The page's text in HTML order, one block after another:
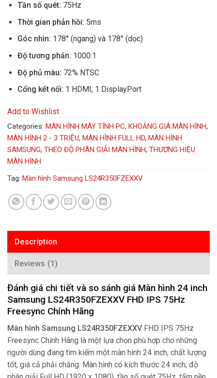
Tần số quét: 75Hz
Thời gian phản hồi: 5ms
Góc nhìn: 178° (ngang) và 178° (dọc)
Độ tương phản: 1000:1
Độ phủ màu: 72% NTSC
Cổng kết nối: 1 HDMI, 1 DisplayPort
Add to Wishlist
Categories: MÀN HÌNH MÁY TÍNH PC, KHOẢNG GIÁ MÀN HÌNH,
MÀN HÌNH 2 - 3 TRIỆU, MÀN HÌNH FULL HD, MÀN HÌNH
SAMSUNG, THEO ĐỘ PHÂN GIẢI MÀN HÌNH, THƯƠNG HIỆU
MÀN HÌNH
Tag: Màn hình Samsung LS24R350FZEXXV
Description
Reviews (1)
Đánh giá chi tiết và so sánh giá Màn hình 24 inch
Samsung LS24R350FZEXXV FHD IPS 75Hz
Freesync Chính Hãng
Màn hình Samsung LS24R350FZEXXV FHD IPS 75Hz
Freesync Chính Hãng là một lựa chọn phù hợp cho những
người dùng đang tìm kiếm một màn hình 24 inch, chất lượng
tốt, giá cả phải chăng. Màn hình có kích thước 24 inch, độ